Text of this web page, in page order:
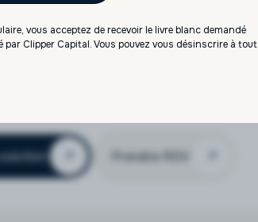
thématique / géographique
des sociétés de gestion
Prendre RDV
vous acceptez de recevoir le livre blanc demandé
par Clipper Capital. Vous pouvez vous désinscrire à tout